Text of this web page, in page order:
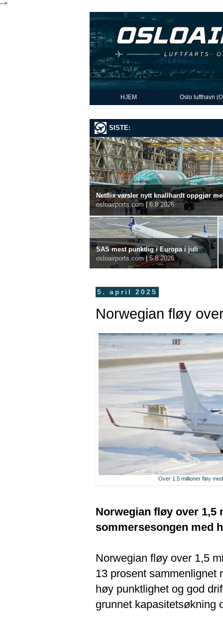
-->
HJEM Oslo lufthavn
SISTE:
Netflix varsler nytt knallhardt oppgjør
osloairports.com | 6.8.2026
SAS mest punktlig i Europa i juli
osloairports.com | 5.8.2026
5. april 2025
Norwegian fløy
Over 1.5 millioner fløy
Norwegian fløy over
sommersesongen med
Norwegian fløy over 1,5
13 prosent sammenlignet
høy punktlighet og god
grunnet kapasitetsøkning